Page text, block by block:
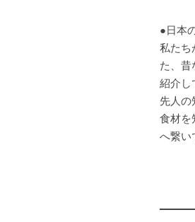
●日本
私たち
た、昔
紹介し
先人の
食材を
へ繋い